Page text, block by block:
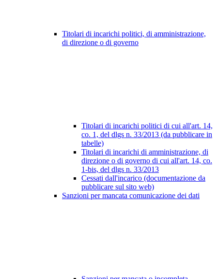
Titolari di incarichi politici, di amministrazione,
di direzione o di governo
Titolari di incarichi politici di cui all'art. 14,
co. 1, del dlgs n. 33/2013 (da pubblicare in
tabelle)
Titolari di incarichi di amministrazione, di
direzione o di governo di cui all'art. 14, co.
1-bis, del dlgs n. 33/2013
Cessati dall'incarico (documentazione da
pubblicare sul sito web)
Sanzioni per mancata comunicazione dei dati